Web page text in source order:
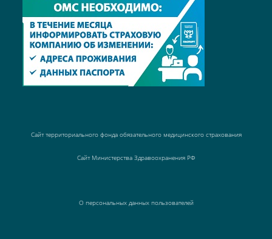
Сайт территориального фонда обязательного медицинского страхования
Сайт Министерства Здравоохранения РФ
О персональных данных пользователей